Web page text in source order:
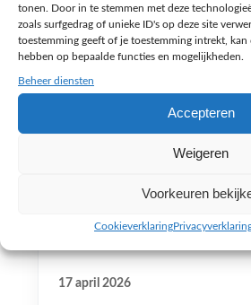
tonen. Door in te stemmen met deze
zoals surfgedrag of unieke ID's op deze site
toestemming geeft of je toestemming intrekt, kan
hebben op bepaalde functies en mogelijkheden.
Beheer diensten
Accepteren
Weigeren
Voorkeuren
Cookieverklaring
17 april 2026